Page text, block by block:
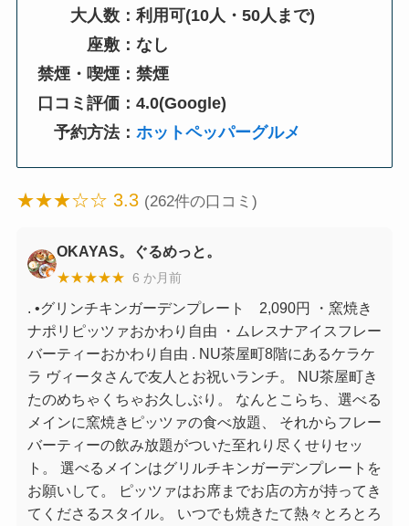
大人数：利用可(10人・50人まで)
座敷：なし
禁煙・喫煙：禁煙
口コミ評価：4.0(Google)
予約方法：ホットペッパーグルメ
★★★☆☆ 3.3 (262件の口コミ)
OKAYAS。ぐるめっと。
★★★★★ 6 か月前
. •グリンチキンガーデンプレート 2,090円 ・窯焼き
ナポリピッツァおかわり自由 ・ムレスナアイスフレー
バーティーおかわり自由 . NU茶屋町8階にあるケラケ
ラ ヴィータさんで友人とお祝いランチ。 NU茶屋町き
たのめちゃくちゃお久しぶり。 なんとこらち、選べる
メインに窯焼きピッツァの食べ放題、 それからフレー
バーティーの飲み放題がついた至れり尽くせりセッ
ト。 選べるメインはグリルチキンガーデンプレートを
お願いして。 ピッツァはお席までお店の方が持ってき
てくださるスタイル。 いつでも焼きたて熱々とろとろ